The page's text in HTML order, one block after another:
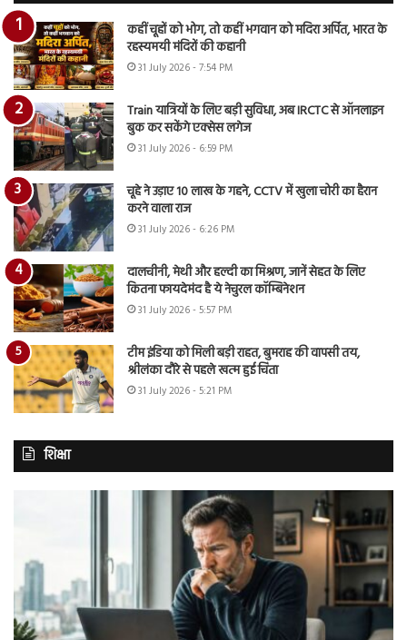
कहीं चूहों को भोग, तो कहीं भगवान को मदिरा अर्पित, भारत के
रहस्यमयी मंदिरों की कहानी
31 July 2026 - 7:54 PM
Train यात्रियों के लिए बड़ी सुविधा, अब IRCTC से ऑनलाइन
बुक कर सकेंगे एक्सेस लगेज
31 July 2026 - 6:59 PM
चूहे ने उड़ाए 10 लाख के गहने, CCTV में खुला चोरी का हैरान
करने वाला राज
31 July 2026 - 6:26 PM
दालचीनी, मेथी और हल्दी का मिश्रण, जानें सेहत के लिए
कितना फायदेमंद है ये नेचुरल कॉम्बिनेशन
31 July 2026 - 5:57 PM
टीम इंडिया को मिली बड़ी राहत, बुमराह की वापसी तय,
श्रीलंका दौरे से पहले खत्म हुई चिंता
31 July 2026 - 5:21 PM
शिक्षा